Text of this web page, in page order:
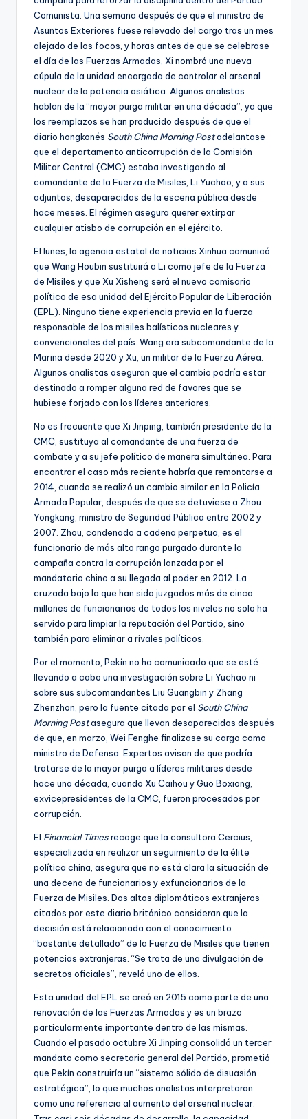
Comunista. Una semana después de que el ministro de
Asuntos Exteriores fuese relevado del cargo tras un mes
alejado de los focos, y horas antes de que se celebrase
el día de las Fuerzas Armadas, Xi nombró una nueva
cúpula de la unidad encargada de controlar el arsenal
nuclear de la potencia asiática. Algunos analistas
hablan de la “mayor purga militar en una década”, ya que
los reemplazos se han producido después de que el
diario hongkonés South China Morning Postadelantase
que el departamento anticorrupción de la Comisión
Militar Central (CMC) estaba investigando al
comandante de la Fuerza de Misiles, Li Yuchao, y a sus
adjuntos, desaparecidos de la escena pública desde
hace meses. El régimen asegura querer extirpar
cualquier atisbo de corrupción en el ejército.
El lunes, la agencia estatal de noticias Xinhua comunicó
que Wang Houbin sustituirá a Li como jefe de la Fuerza
de Misiles y que Xu Xisheng será el nuevo comisario
político de esa unidad del Ejército Popular de Liberación
(EPL). Ninguno tiene experiencia previa en la fuerza
responsable de los misiles balísticos nucleares y
convencionales del país: Wang era subcomandante de la
Marina desde 2020 y Xu, un militar de la Fuerza Aérea.
Algunos analistas aseguran que el cambio podría estar
destinado a romper alguna red de favores que se
hubiese forjado con los líderes anteriores.
No es frecuente que Xi Jinping, también presidente de la
CMC, sustituya al comandante de una fuerza de
combate y a su jefe político de manera simultánea. Para
encontrar el caso más reciente habría que remontarse a
2014, cuando se realizó un cambio similar en la Policía
Armada Popular, después de que se detuviese a Zhou
Yongkang, ministro de Seguridad Pública entre 2002 y
2007. Zhou, condenado a cadena perpetua, es el
funcionario de más alto rango purgado durante la
campaña contra la corrupción lanzada por el
mandatario chino a su llegada al poder en 2012. La
cruzada bajo la que han sido juzgados más de cinco
millones de funcionarios de todos los niveles no solo ha
servido para limpiar la reputación del Partido, sino
también para eliminar a rivales políticos.
Por el momento, Pekín no ha comunicado que se esté
llevando a cabo una investigación sobre Li Yuchao ni
sobre sus subcomandantes Liu Guangbin y Zhang
Zhenzhon, pero la fuente citada por el South China
Morning Postasegura que llevan desaparecidos después
de que, en marzo, Wei Fenghe finalizase su cargo como
ministro de Defensa. Expertos avisan de que podría
tratarse de la mayor purga a líderes militares desde
hace una década, cuando Xu Caihou y Guo Boxiong,
exvicepresidentes de la CMC, fueron procesados por
corrupción.
El Financial Timesrecoge que la consultora Cercius,
especializada en realizar un seguimiento de la élite
política china, asegura que no está clara la situación de
una decena de funcionarios y exfuncionarios de la
Fuerza de Misiles. Dos altos diplomáticos extranjeros
citados por este diario británico consideran que la
decisión está relacionada con el conocimiento
“bastante detallado” de la Fuerza de Misiles que tienen
potencias extranjeras. “Se trata de una divulgación de
secretos oficiales”, reveló uno de ellos.
Esta unidad del EPL se creó en 2015 como parte de una
renovación de las Fuerzas Armadas y es un brazo
particularmente importante dentro de las mismas.
Cuando el pasado octubre Xi Jinping consolidó un tercer
mandato como secretario general del Partido, prometió
que Pekín construiría un “sistema sólido de disuasión
estratégica”, lo que muchos analistas interpretaron
como una referencia al aumento del arsenal nuclear.